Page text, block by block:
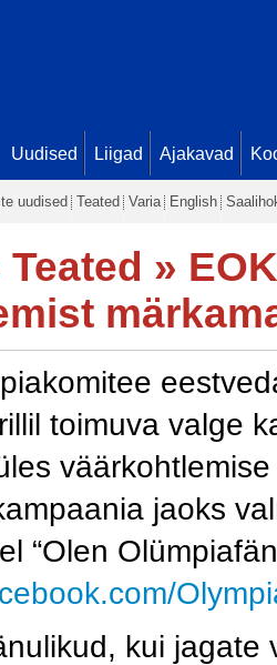
Uudised Liigad Ajakavad
uudised Teated Varia English
Teated »
toimuva valge
jaoks
“Olen
kui